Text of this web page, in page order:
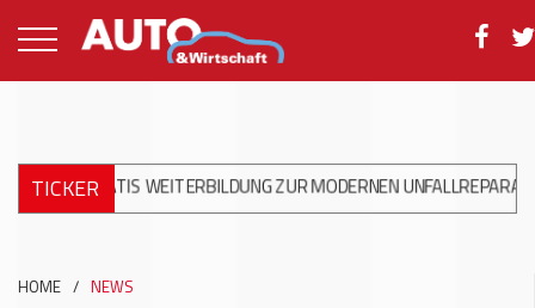
TICKER
GRATIS WEITERBILDUNG ZUR MODERNEN UNFALLREPARATUR +++
HOME / NEWS